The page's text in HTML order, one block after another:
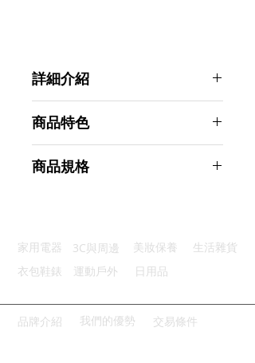
詳細介紹
商品特色
高效磨皮：高效頻率旋轉安全磨皮
商品規格
主要材質：塑料
商品尺寸：10*7*7cm
產地名稱：中國大陸
代理商：亞桓有限公司
家用電器 3C與周邊 美妝保養
生活雜貨
衣包鞋錶
運動戶外 日用品
品牌介紹 我們的優勢 交易條件